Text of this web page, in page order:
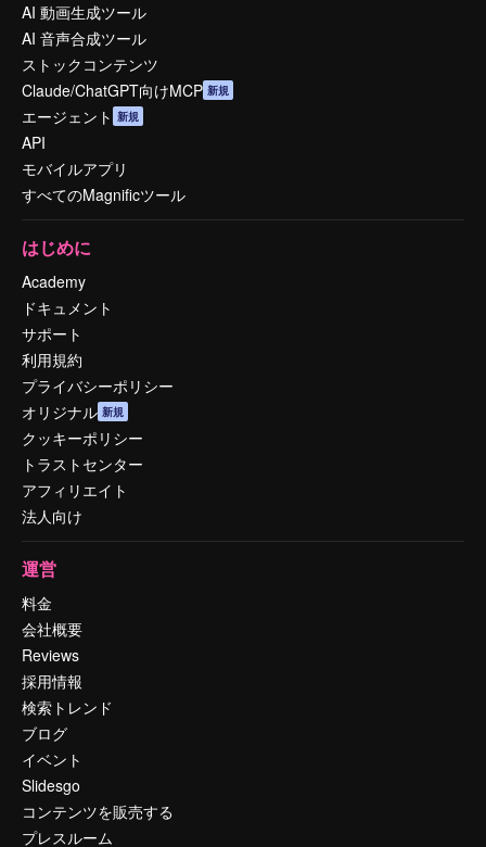
AI 動画生成ツール
AI 音声合成ツール
ストックコンテンツ
Claude/ChatGPT向けMCP 新規
エージェント 新規
API
モバイルアプリ
すべてのMagnificツール
はじめに
Academy
ドキュメント
サポート
利用規約
プライバシーポリシー
オリジナル 新規
クッキーポリシー
トラストセンター
アフィリエイト
法人向け
運営
料金
会社概要
Reviews
採用情報
検索トレンド
ブログ
イベント
Slidesgo
コンテンツを販売する
プレスルーム